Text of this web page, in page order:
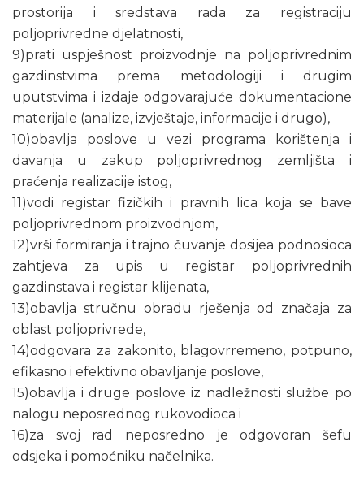
prostorija i sredstava rada za registraciju
poljoprivredne djelatnosti,
9)prati uspješnost proizvodnje na poljoprivrednim
gazdinstvima prema metodologiji i drugim
uputstvima i izdaje odgovarajuće dokumentacione
materijale (analize, izvještaje, informacije i drugo),
10)obavlja poslove u vezi programa korištenja i
davanja u zakup poljoprivrednog zemljišta i
praćenja realizacije istog,
11)vodi registar fizičkih i pravnih lica koja se bave
poljoprivrednom proizvodnjom,
12)vrši formiranja i trajno čuvanje dosijea podnosioca
zahtjeva za upis u registar poljoprivrednih
gazdinstava i registar klijenata,
13)obavlja stručnu obradu rješenja od značaja za
oblast poljoprivrede,
14)odgovara za zakonito, blagovrremeno, potpuno,
efikasno i efektivno obavljanje poslove,
15)obavlja i druge poslove iz nadležnosti službe po
nalogu neposrednog rukovodioca i
16)za svoj rad neposredno je odgovoran šefu
odsjeka i pomoćniku načelnika.